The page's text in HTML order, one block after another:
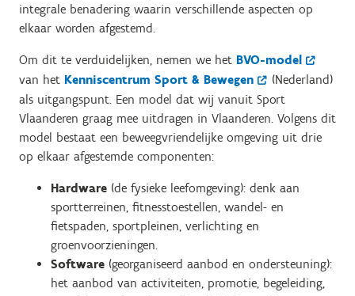
integrale benadering waarin verschillende aspecten op
elkaar worden afgestemd.
Om dit te verduidelijken, nemen we het BVO-model
van het Kenniscentrum Sport & Bewegen
(Nederland)
als uitgangspunt. Een model dat wij vanuit Sport
Vlaanderen graag mee uitdragen in Vlaanderen. Volgens dit
model bestaat een beweegvriendelijke omgeving uit drie
op elkaar afgestemde componenten:
Hardware (de fysieke leefomgeving): denk aan
sportterreinen, fitnesstoestellen, wandel- en
fietspaden, sportpleinen, verlichting en
groenvoorzieningen.
Software (georganiseerd aanbod en ondersteuning):
het aanbod van activiteiten, promotie, begeleiding,